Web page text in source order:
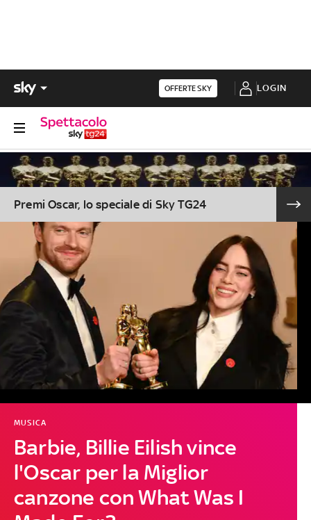
OFFERTE SKY LOGIN
Premi Oscar, lo speciale di Sky TG24
Barbie, Billie Eilish vince
l'Oscar per la Miglior
canzone con What Was I
MUSICA